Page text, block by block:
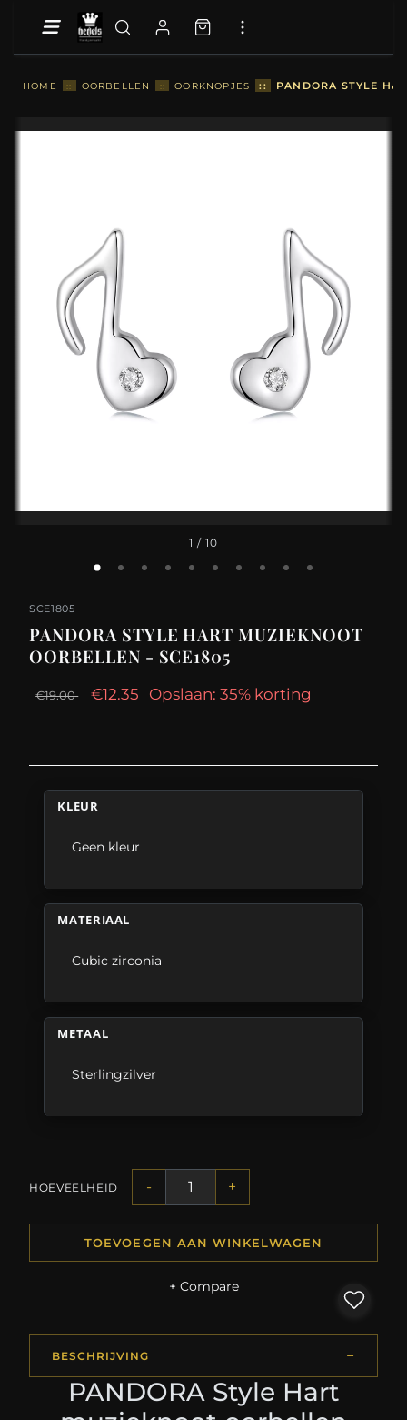
HOME :: OORBELLEN :: OORKNOPJES :: PANDORA STYLE
1 / 10
SCE1805
PANDORA STYLE HART MUZIEKNOOT
OORBELLEN - SCE1805
€19.00 €12.35 Opslaan: 35% korting
KLEUR
Geen kleur
MATERIAAL
Cubic zirconia
METAAL
Sterlingzilver
HOEVEELHEID - +
TOEVOEGEN AAN WINKELWAGEN
+ Compare
BESCHRIJVING
PANDORA Style Hart